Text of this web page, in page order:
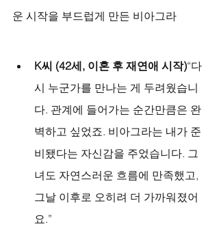
운 시작을 부드럽게 만든 비아그라
K씨 (42세, 이혼 후 재연애 시작)“다
시 누군가를 만나는 게 두려웠습니
다. 관계에 들어가는 순간만큼은 완
벽하고 싶었죠. 비아그라는 내가 준
비됐다는 자신감을 주었습니다. 그
녀도 자연스러운 흐름에 만족했고,
그날 이후로 오히려 더 가까워졌어
요.”